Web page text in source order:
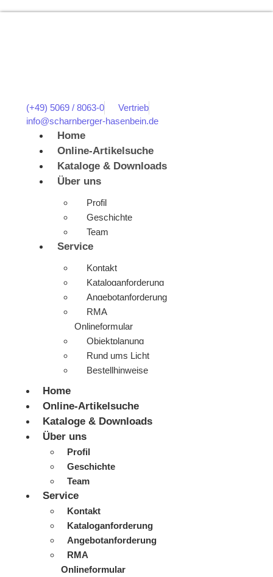
(+49) 5069 / 8063-0
Vertrieb
info@scharnberger-hasenbein.de
Home
Online-Artikelsuche
Kataloge & Downloads
Über uns
Profil
Geschichte
Team
Service
Kontakt
Kataloganforderung
Angebotanforderung
RMA
Onlineformular
Objektplanung
Rund ums Licht
Bestellhinweise
Home
Online-Artikelsuche
Kataloge & Downloads
Über uns
Profil
Geschichte
Team
Service
Kontakt
Kataloganforderung
Angebotanforderung
RMA
Onlineformular